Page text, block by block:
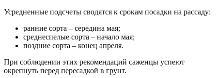
Усредненные подсчеты сводятся к срокам посадки на рассаду:
ранние сорта – середина мая;
среднеспелые сорта – начало мая;
поздние сорта – конец апреля.
При соблюдении этих рекомендаций саженцы успеют
окрепнуть перед пересадкой в грунт.